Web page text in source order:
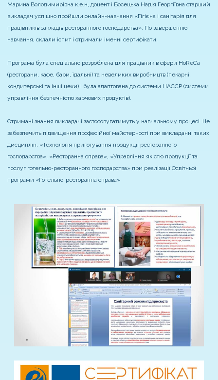
Марина Володимирівна к.е.н, доцент і Босецька Надія Георгіївна старший
викладач успішно пройшли онлайн-навчання «Гігієна і санітарія для
працівників закладів ресторанного господарства». По завершенню
навчання, склали іспит і отримали іменні сертифікати.
Програма була спеціально розроблена для працівників сфери HoReCa
(ресторани, кафе, бари, їдальні) та невеликих виробництв (пекарні,
кондитерські та інші цехи) і була адаптована до системи НАССР (системи
управління безпечністю харчових продуктів).
Отримані знання викладачі застосовуватимуть у навчальному процесі. Це
забезпечить підвищення професійної майстерності при викладанні таких
дисциплін: «Технологія приготування продукції ресторанного
господарства», «Ресторанна справа», «Управління якістю продукції та
послуг готельно-ресторанного господарства» при реалізації Освітньої
програми «Готельно-ресторанна справа»